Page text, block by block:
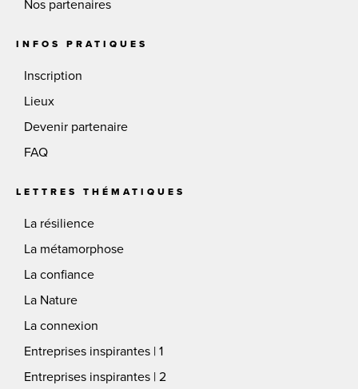
Nos partenaires
INFOS PRATIQUES
Inscription
Lieux
Devenir partenaire
FAQ
LETTRES THÉMATIQUES
La résilience
La métamorphose
La confiance
La Nature
La connexion
Entreprises inspirantes | 1
Entreprises inspirantes | 2